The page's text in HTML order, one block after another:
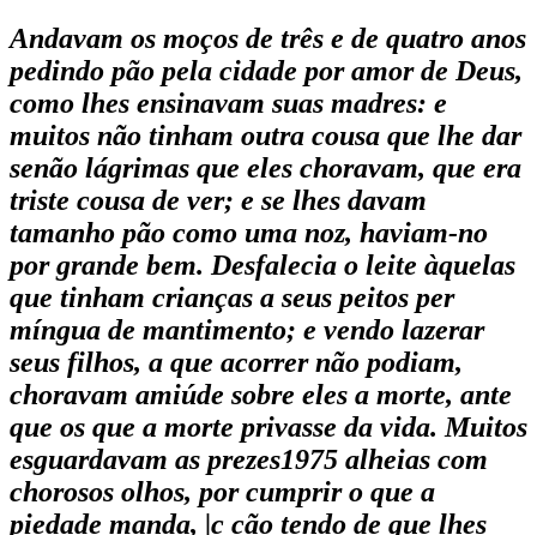
Andavam os moços de três e de quatro anos
pedindo pão pela cidade por amor de Deus,
como lhes ensinavam suas madres: e
muitos não tinham outra cousa que lhe dar
senão lágrimas que eles choravam, que era
triste cousa de ver; e se lhes davam
tamanho pão como uma noz, haviam-no
por grande bem. Desfalecia o leite àquelas
que tinham crianças a seus peitos per
míngua de mantimento; e vendo lazerar
seus filhos, a que acor­rer não podiam,
choravam amiúde sobre eles a morte, ante
que os que a morte privasse da vida. Muitos
esguardavam as prezes1975 alheias com
chorosos olhos, por cumprir o que a
piedade manda, |c cão tendo de que lhes